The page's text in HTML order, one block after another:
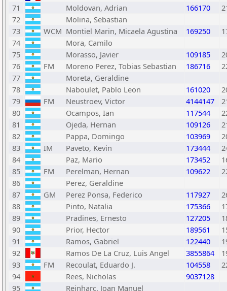
71
Moldovan, Adrian 166170
72
Molina, Sebastian
73
WCM Montiel Marin, Micaela Agustina 169250
74
Mora, Camilo
75
Morasso, Javier 109185
76
FM Moreno Perez, Tobias Sebastian 186716
77
Moreta, Geraldine
78
Naboulet, Pablo Leon 161020
79
FM Neustroev, Victor 4144147
80
Ocampos, Ian 117544
81
Ojeda, Hernan 109126
82
Pappa, Domingo 103969
83
IM Paveto, Kevin 173444
84
Paz, Mario 173452
85
FM Perelman, Hernan 109622
86
Perez, Geraldine
87
GM Perez Ponsa, Federico 117927
88
Pinto, Natalia 175366
89
Pradines, Ernesto 127205
90
Prior, Hector 189561
91
Ramos, Gabriel 122440
92
Ramos De La Cruz, Luis Angel 3855864
93
FM Recoulat, Eduardo J. 104558
94
Rees, Nicholas
9037128
95
Rejnharc, Joan Manuel